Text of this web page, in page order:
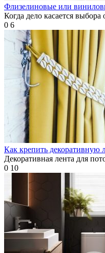
Флизелиновые или
Когда дело касается
0 6
Как крепить декоративную
Декоративная лента для
0 10